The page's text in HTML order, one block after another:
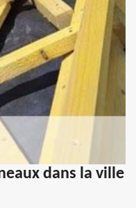
dans la ville